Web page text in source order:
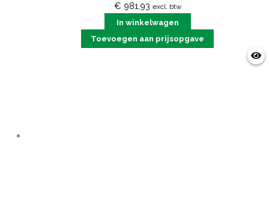
€ 981,93 excl. btw
In winkelwagen
Toevoegen aan prijsopgave